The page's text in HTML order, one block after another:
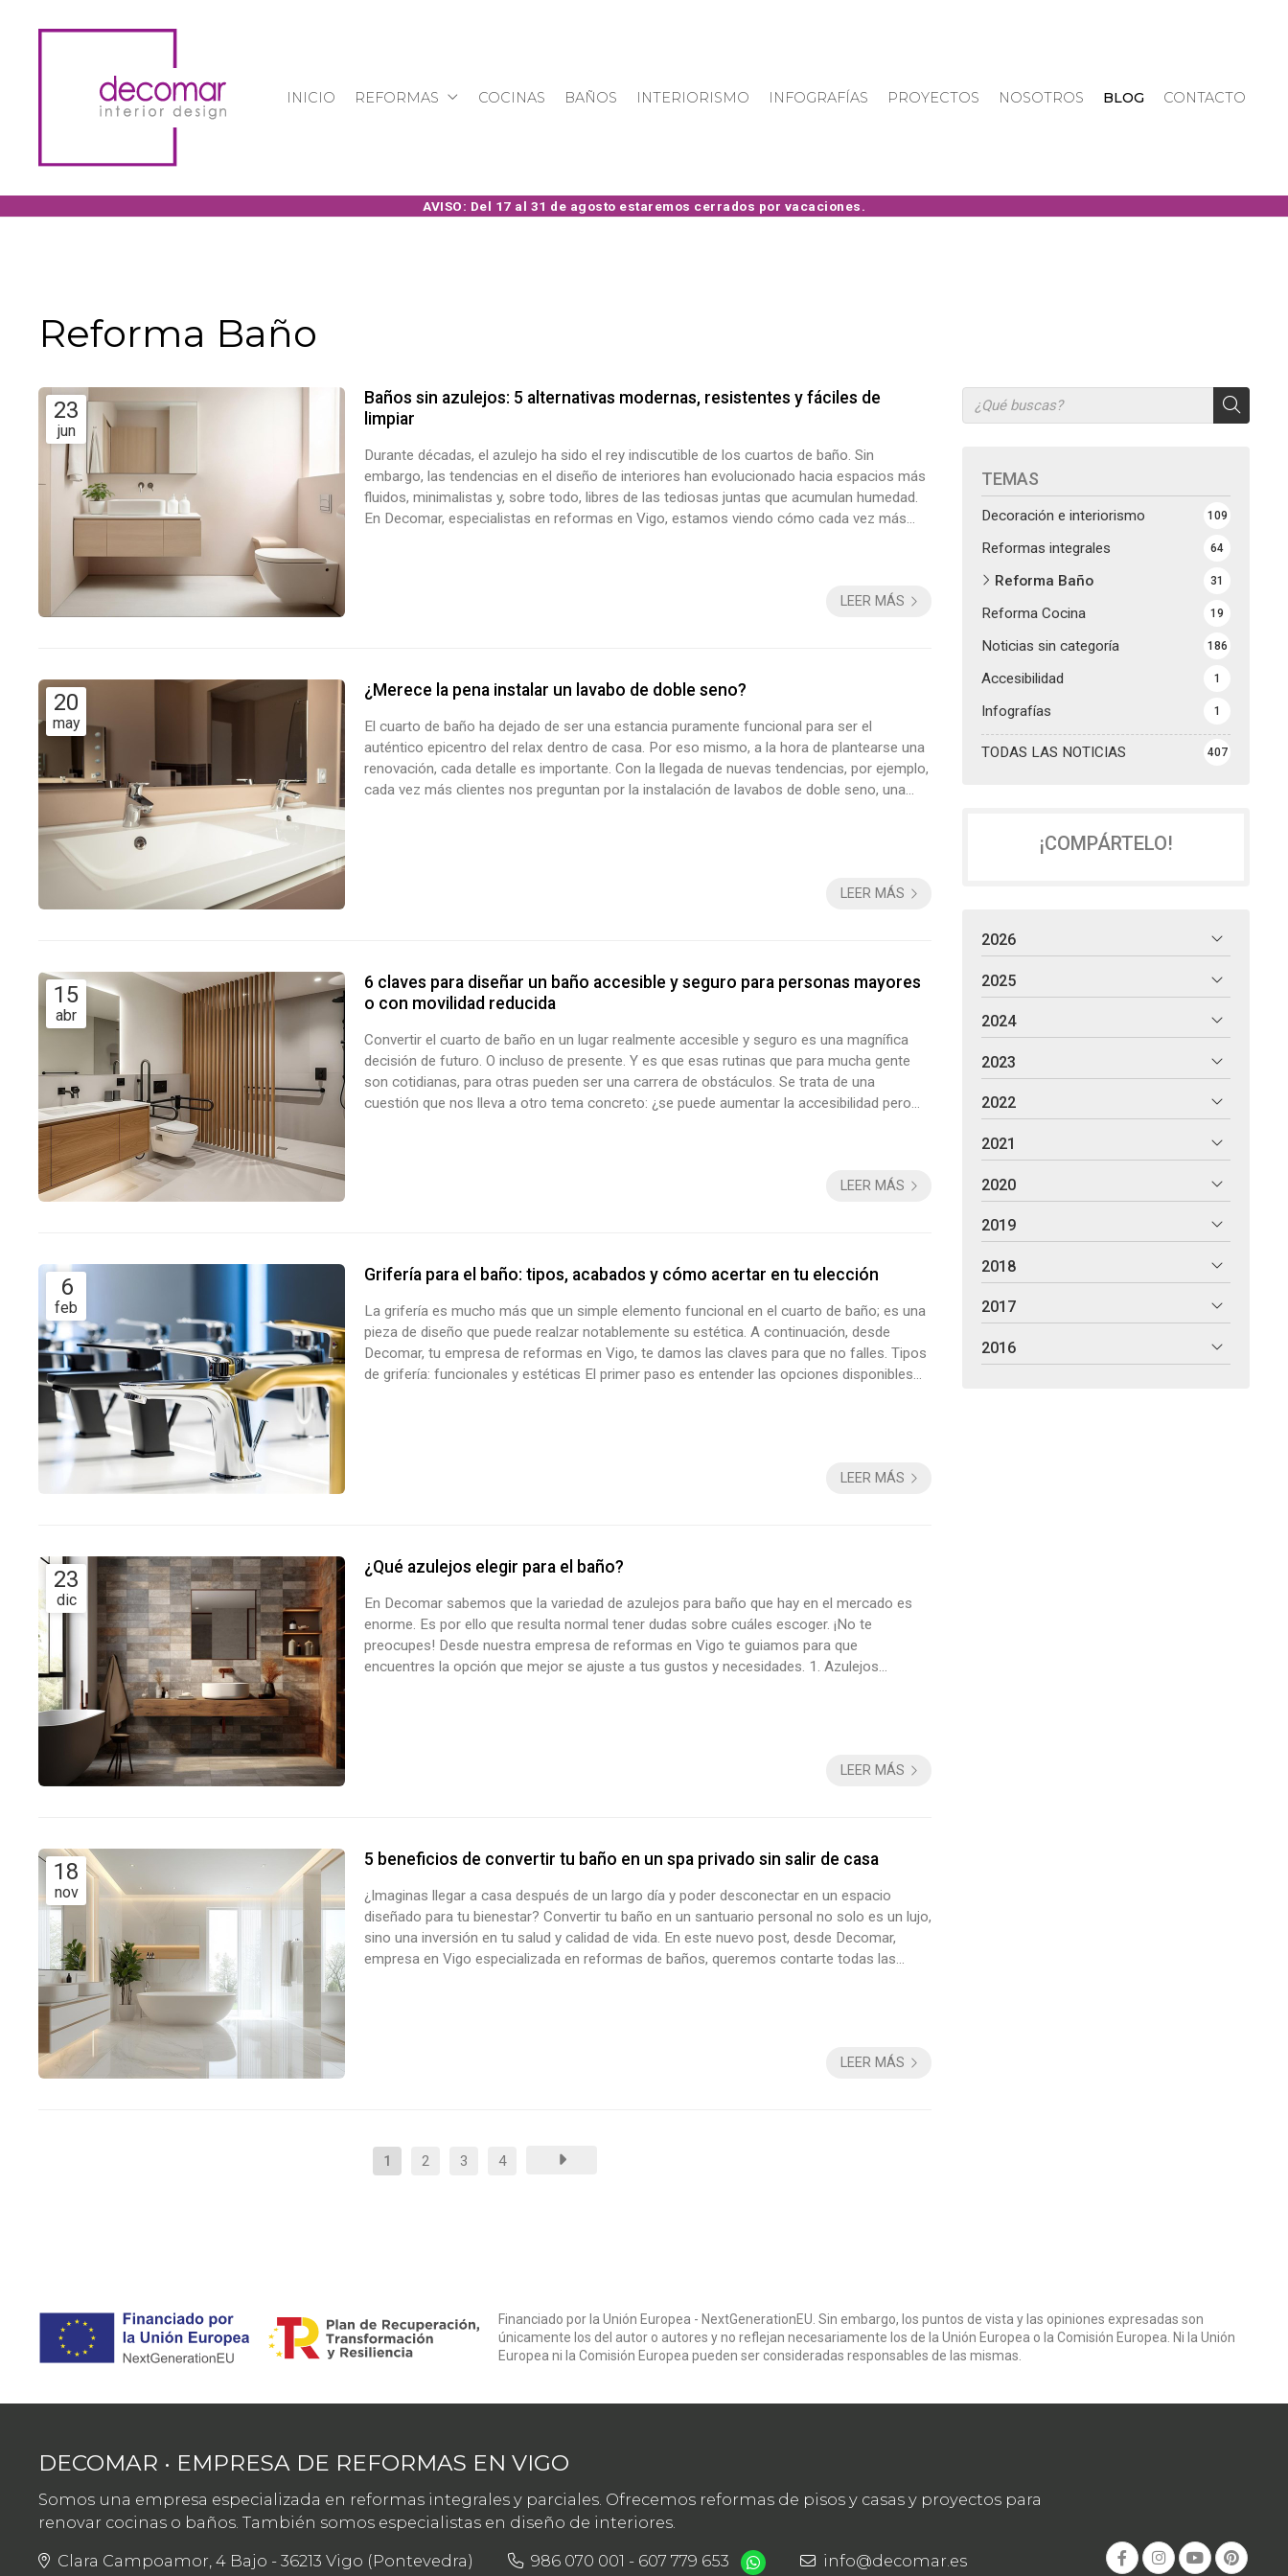
INICIO REFORMAS COCINAS BAÑOS INTERIORISMO INFOGRAFÍAS PROYECTOS NOSOTROS BLOG CONTACTO
Reforma Baño
TEMAS
TODAS LAS NOTICIAS 407
Decoración e interiorismo 109
Reformas integrales 64
Reforma Baño 31
Reforma Cocina 19
Noticias sin categoría 186
Accesibilidad 1
Infografías 1
23
jun
Baños sin azulejos: 5 alternativas modernas, resistentes y fáciles de
limpiar
Durante décadas, el azulejo ha sido el rey indiscutible de los cuartos de baño. Sin
embargo, las tendencias en el diseño de interiores han evolucionado hacia espacios más
fluidos, minimalistas y, sobre todo, libres de las tediosas juntas que acumulan humedad.
En Decomar, especialistas en reformas en Vigo, estamos viendo cómo cada vez más
LEER MÁS
20
may
¿Merece la pena instalar un lavabo de doble seno?
El cuarto de baño ha dejado de ser una estancia puramente funcional para ser el
auténtico epicentro del relax dentro de casa. Por eso mismo, a la hora de plantearse una
renovación, cada detalle es importante. Con la llegada de nuevas tendencias, por ejemplo,
cada vez más clientes nos preguntan por la instalación de lavabos de doble seno, una
LEER MÁS
15
abr
6 claves para diseñar un baño accesible y seguro para personas mayores
o con movilidad reducida
Convertir el cuarto de baño en un lugar realmente accesible y seguro es una magnífica
decisión de futuro. O incluso de presente. Y es que esas rutinas que para mucha gente
son cotidianas, para otras pueden ser una carrera de obstáculos. Se trata de una
cuestión que nos lleva a otro tema concreto: ¿se puede aumentar la accesibilidad pero
LEER MÁS
6
feb
Grifería para el baño: tipos, acabados y cómo acertar en tu elección
La grifería es mucho más que un simple elemento funcional en el cuarto de baño; es una
pieza de diseño que puede realzar notablemente su estética. A continuación, desde
Decomar, tu empresa de reformas en Vigo, te damos las claves para que no falles. Tipos
de grifería: funcionales y estéticas El primer paso es entender las opciones disponibles
LEER MÁS
23
dic
¿Qué azulejos elegir para el baño?
En Decomar sabemos que la variedad de azulejos para baño que hay en el mercado es
enorme. Es por ello que resulta normal tener dudas sobre cuáles escoger. ¡No te
preocupes! Desde nuestra empresa de reformas en Vigo te guiamos para que
encuentres la opción que mejor se ajuste a tus gustos y necesidades. 1. Azulejos
LEER MÁS
18
nov
5 beneficios de convertir tu baño en un spa privado sin salir de casa
¿Imaginas llegar a casa después de un largo día y poder desconectar en un espacio
diseñado para tu bienestar? Convertir tu baño en un santuario personal no solo es un lujo,
sino una inversión en tu salud y calidad de vida. En este nuevo post, desde Decomar,
empresa en Vigo especializada en reformas de baños, queremos contarte todas las
LEER MÁS
1 2 3 4
¡COMPÁRTELO!
2026
2025
2024
2023
2022
2021
2020
2019
2018
2017
2016
Financiado por la Unión Europea - NextGenerationEU. Sin embargo, los puntos de vista y las opiniones expresadas son
únicamente los del autor o autores y no reflejan necesariamente los de la Unión Europea o la Comisión Europea. Ni la Unión
Europea ni la Comisión Europea pueden ser consideradas responsables de las mismas.
DECOMAR • EMPRESA DE REFORMAS EN VIGO
Somos una empresa especializada en reformas integrales y parciales. Ofrecemos reformas de pisos y casas y proyectos para
renovar cocinas o baños. También somos especialistas en diseño de interiores.
Clara Campoamor, 4 Bajo - 36213 Vigo (Pontevedra)
986 070 001 - 607 779 653 info@decomar.es